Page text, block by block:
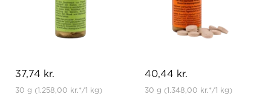
37,74 kr.
30 g (1.258,00 kr.*/1 kg)
40,44 kr.
30 g (1.348,00 kr.*/1 kg)